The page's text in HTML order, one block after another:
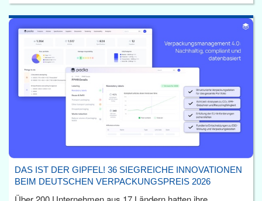
DAS IST DER GIPFEL! 36 SIEGREICHE INNOVATIONEN
BEIM DEUTSCHEN VERPACKUNGSPREIS 2026